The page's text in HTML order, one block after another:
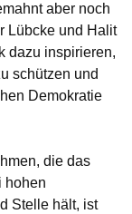
aber noch
Lübcke und Halit
dazu inspirieren,
schützen und
Demokratie
die das
hohen
Stelle hält, ist